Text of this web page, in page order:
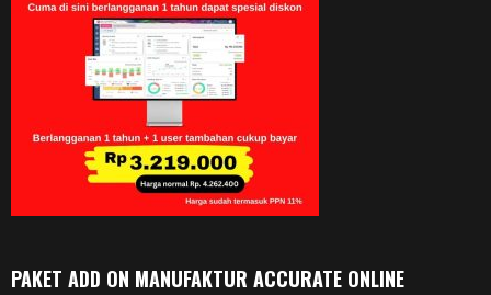
PAKET ADD ON MANUFAKTUR ACCURATE ONLINE